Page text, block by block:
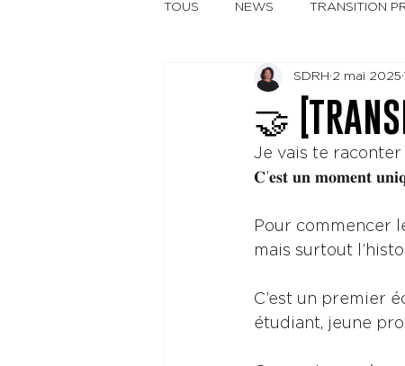
TOUS NEWS TRANSITION
🤝
SDRH 2 mai 2025
Je vais te
𝐂’𝐞𝐬𝐭 𝐮𝐧 𝐦𝐨𝐦𝐞𝐧𝐭
Pour commencer
mais surtout
C’est un premier
étudiant, jeune